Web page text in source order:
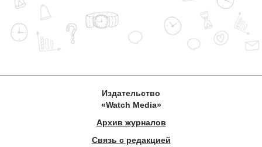
Издательство
«Watch Media»
Архив журналов
Связь с редакцией